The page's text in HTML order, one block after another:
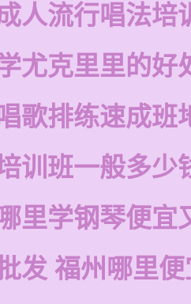
人流行唱法培
尤克里里的好
歌排练速成班
训班一般多少
里学钢琴便宜
发 福州哪里便